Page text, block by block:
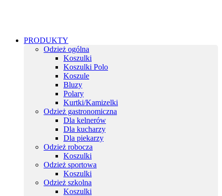
PRODUKTY
Odzież ogólna
Koszulki
Koszulki Polo
Koszule
Bluzy
Polary
Kurtki/Kamizelki
Odzież gastronomiczna
Dla kelnerów
Dla kucharzy
Dla piekarzy
Odzież robocza
Koszulki
Odzież sportowa
Koszulki
Odzież szkolna
Koszulki